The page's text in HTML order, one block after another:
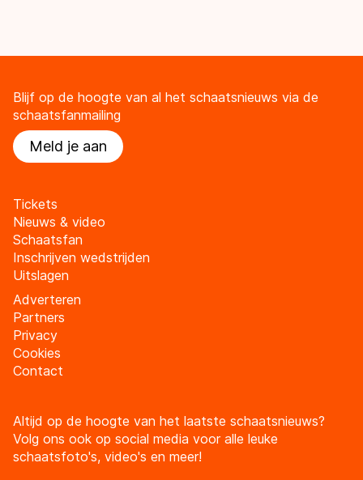
Blijf op de hoogte van al het schaatsnieuws via de
schaatsfanmailing
Meld je aan
Tickets
Nieuws & video
Schaatsfan
Inschrijven wedstrijden
Uitslagen
Adverteren
Partners
Privacy
Cookies
Contact
Altijd op de hoogte van het laatste schaatsnieuws?
Volg ons ook op social media voor alle leuke
schaatsfoto's, video's en meer!